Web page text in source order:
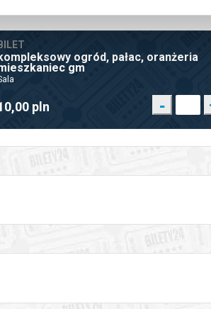
BILET
ogród, pałac, oranżeria
gm
pln -
treść na bilecie